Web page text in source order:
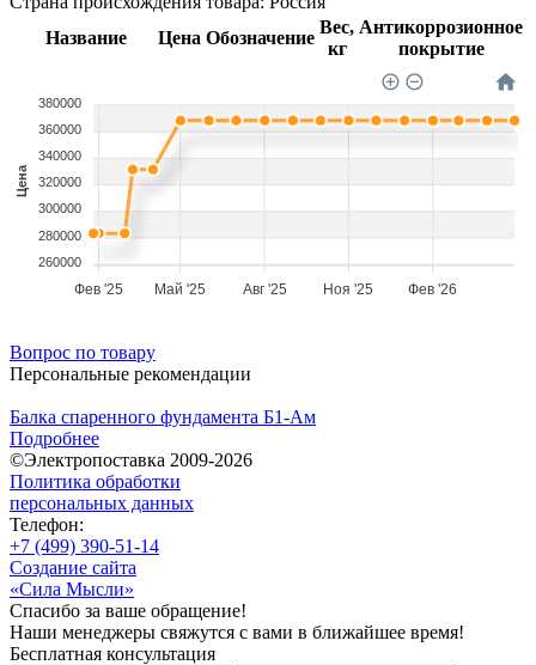
Название
Цена Обозначение
Вес,
кг
Антикоррозионное
покрытие
Фев '25 Май '25 Авг '25 Ноя '25 Фев '26
380000
360000
340000
320000
300000
280000
260000
Цена
Вопрос по товару
Персональные рекомендации
Балка спаренного фундамента Б1-Ам
Подробнее
©Электропоставка 2009-2026
Политика обработки
персональных данных
Телефон:
+7 (499) 390-51-14
Создание сайта
«Сила Мысли»
Спасибо за ваше обращение!
Наши менеджеры свяжутся с вами в ближайшее время!
Бесплатная консультация